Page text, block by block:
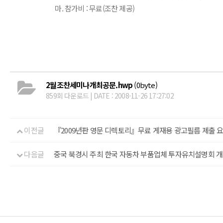
마. 참가비 : 무료(조찬 제공)
2월조찬세미나개최공문.hwp(0byte)
859회 다운로드 | DATE : 2008-11-26 17:27:02
이전글 『2009년판 영문 디렉토리』무료 게재용 광고필름 제출
다음글 중국 북경시 주최 한국 자동차 부품업체 투자유치설명회